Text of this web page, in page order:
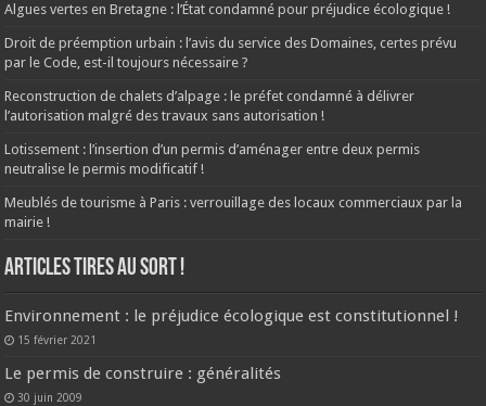
Algues vertes en Bretagne : l’État condamné pour préjudice écologique !
Droit de préemption urbain : l’avis du service des Domaines, certes prévu
par le Code, est-il toujours nécessaire ?
Reconstruction de chalets d’alpage : le préfet condamné à délivrer
l’autorisation malgré des travaux sans autorisation !
Lotissement : l’insertion d’un permis d’aménager entre deux permis
neutralise le permis modificatif !
Meublés de tourisme à Paris : verrouillage des locaux commerciaux par la
mairie !
ARTICLES TIRES AU SORT !
Environnement : le préjudice écologique est constitutionnel !
15 février 2021
Le permis de construire : généralités
30 juin 2009